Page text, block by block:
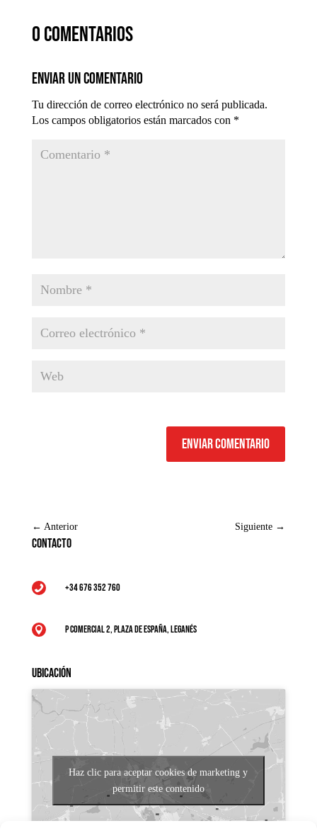
0 comentarios
Enviar un comentario
Tu dirección de correo electrónico no será publicada.
Los campos obligatorios están marcados con *
Enviar comentario
← Anterior Siguiente →
Contacto
 +34 676 352 760
 P Comercial 2, Plaza de España, Leganés
Ubicación
Haz clic para aceptar cookies de marketing y
permitir este contenido